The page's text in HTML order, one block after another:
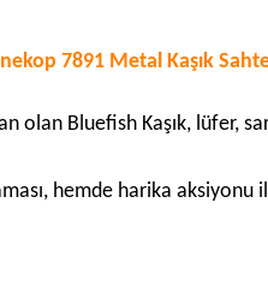
7891 Metal Kaşık
olan Bluefish Kaşık, lüfer,
hemde harika